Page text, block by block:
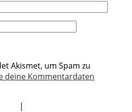
Akismet, um Spam zu
deine Kommentardaten
|